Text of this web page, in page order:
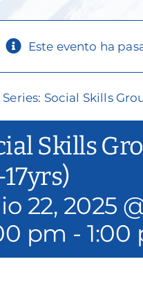
Filantropía y
Buscar en
Donar
Este evento ha
Social Skills
Skills
22, 2025
pm -1:00